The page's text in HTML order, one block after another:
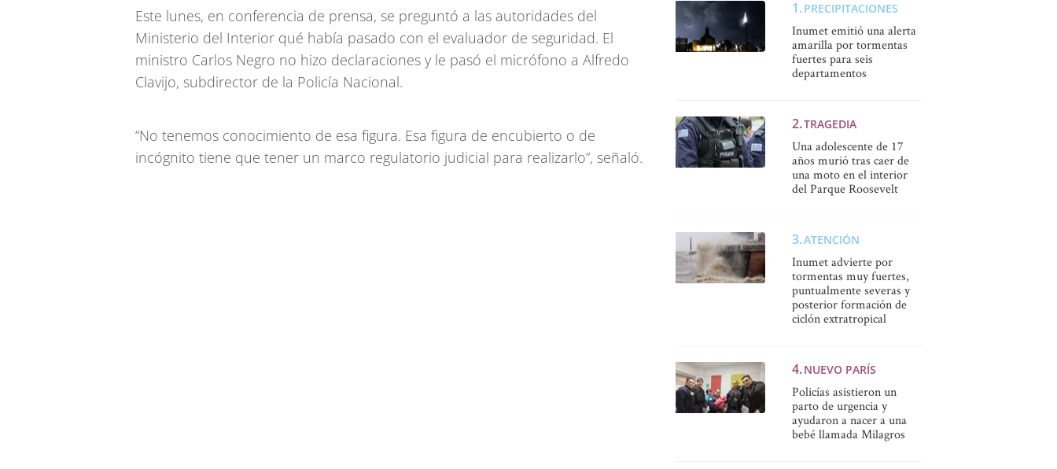
Este lunes, en conferencia de prensa, se preguntó a las autoridades del
Ministerio del Interior qué había pasado con el evaluador de seguridad. El
ministro Carlos Negro no hizo declaraciones y le pasó el micrófono a Alfredo
Clavijo, subdirector de la Policía Nacional.
“No tenemos conocimiento de esa figura. Esa figura de encubierto o de
incógnito tiene que tener un marco regulatorio judicial para realizarlo”, señaló.
PRECIPITACIONES
Inumet emitió una alerta
amarilla por tormentas
fuertes para seis
departamentos
TRAGEDIA
Una adolescente de 17
años murió tras caer de
una moto en el interior
del Parque Roosevelt
ATENCIÓN
Inumet advierte por
tormentas muy fuertes,
puntualmente severas y
posterior formación de
ciclón extratropical
NUEVO PARÍS
Policías asistieron un
parto de urgencia y
ayudaron a nacer a una
bebé llamada Milagros